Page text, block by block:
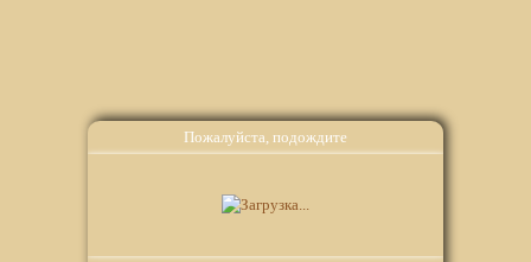
Пожалуйста, подождите